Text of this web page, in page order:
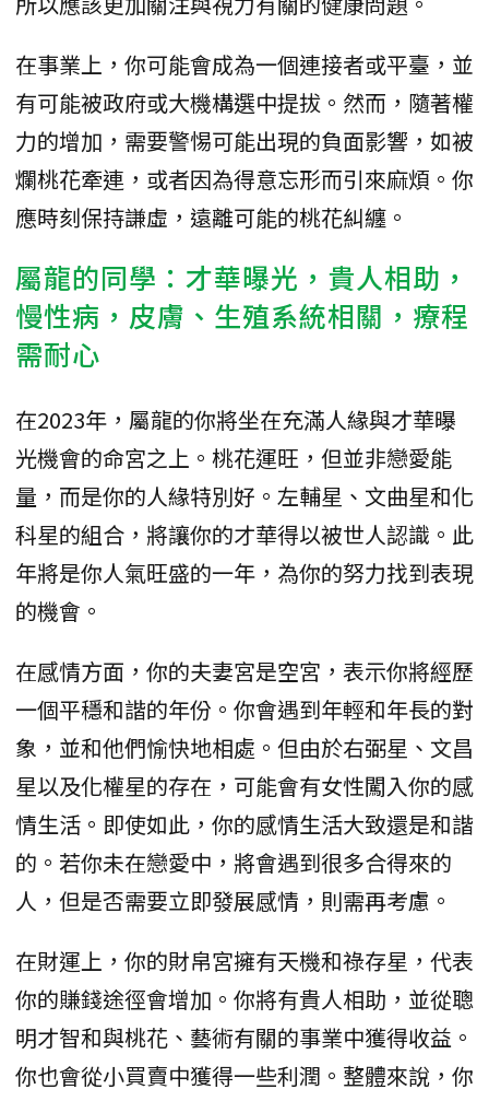
在事業上，你可能會成為一個連接者或平臺，並
有可能被政府或大機構選中提拔。然而，隨著權
力的增加，需要警惕可能出現的負面影響，如被
爛桃花牽連，或者因為得意忘形而引來麻煩。你
應時刻保持謙虛，遠離可能的桃花糾纏。
屬龍的同學：才華曝光，貴人相助，
慢性病，皮膚、生殖系統相關，療程
需耐心
在2023年，屬龍的你將坐在充滿人緣與才華曝
光機會的命宮之上。桃花運旺，但並非戀愛能
量，而是你的人緣特別好。左輔星、文曲星和化
科星的組合，將讓你的才華得以被世人認識。此
年將是你人氣旺盛的一年，為你的努力找到表現
的機會。
在感情方面，你的夫妻宮是空宮，表示你將經歷
一個平穩和諧的年份。你會遇到年輕和年長的對
象，並和他們愉快地相處。但由於右弼星、文昌
星以及化權星的存在，可能會有女性闖入你的感
情生活。即使如此，你的感情生活大致還是和諧
的。若你未在戀愛中，將會遇到很多合得來的
人，但是否需要立即發展感情，則需再考慮。
在財運上，你的財帛宮擁有天機和祿存星，代表
你的賺錢途徑會增加。你將有貴人相助，並從聰
明才智和與桃花、藝術有關的事業中獲得收益。
你也會從小買賣中獲得一些利潤。整體來說，你